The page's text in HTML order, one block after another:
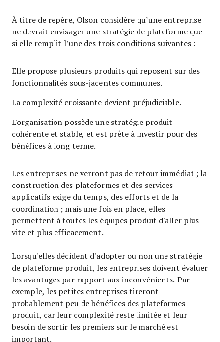
À titre de repère, Olson considère qu’une entreprise
ne devrait envisager une stratégie de plateforme que
si elle remplit l’une des trois conditions suivantes :
Elle propose plusieurs produits qui reposent sur des
fonctionnalités sous-jacentes communes.
La complexité croissante devient préjudiciable.
L'organisation possède une stratégie produit
cohérente et stable, et est prête à investir pour des
bénéfices à long terme.
Les entreprises ne verront pas de retour immédiat ; la
construction des plateformes et des services
applicatifs exige du temps, des efforts et de la
coordination ; mais une fois en place, elles
permettent à toutes les équipes produit d'aller plus
vite et plus efficacement.
Lorsqu'elles décident d'adopter ou non une stratégie
de plateforme produit, les entreprises doivent évaluer
les avantages par rapport aux inconvénients. Par
exemple, les petites entreprises tireront
probablement peu de bénéfices des plateformes
produit, car leur complexité reste limitée et leur
besoin de sortir les premiers sur le marché est
important.